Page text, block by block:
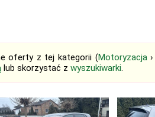
oferty z tej kategorii (Motoryzacja
lub skorzystać z wyszukiwarki.